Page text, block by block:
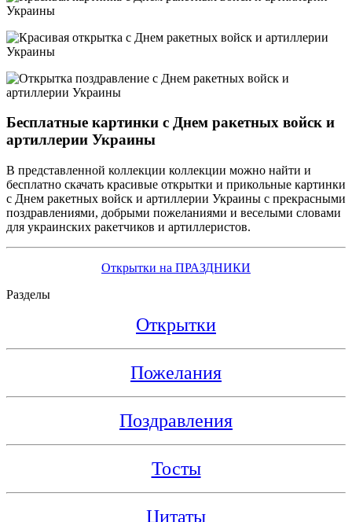
Бесплатные картинки с Днем ракетных войск и
артиллерии Украины
В представленной коллекции коллекции можно найти и
бесплатно скачать красивые открытки и прикольные картинки
с Днем ракетных войск и артиллерии Украины с прекрасными
поздравлениями, добрыми пожеланиями и веселыми словами
для украинских ракетчиков и артиллеристов.
Открытки на ПРАЗДНИКИ
Разделы
Открытки
Пожелания
Поздравления
Тосты
Цитаты